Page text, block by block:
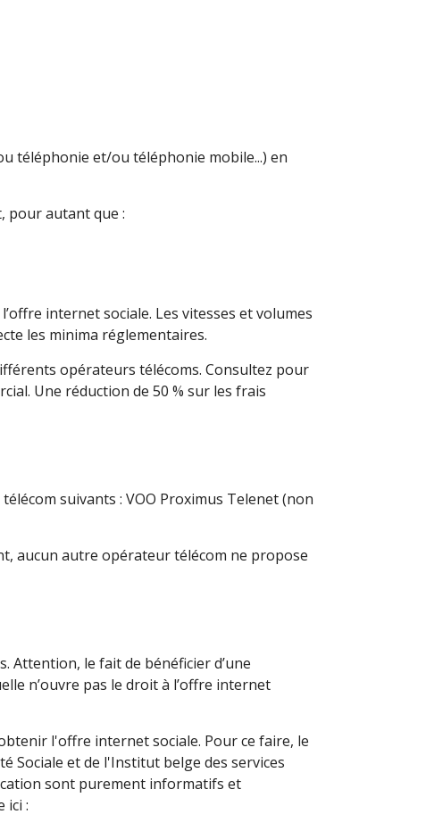
téléphonie et/ou téléphonie mobile...) en
pour autant que :
internet sociale. Les vitesses et volumes
les minima réglementaires.
opérateurs télécoms. Consultez pour
Une réduction de 50 % sur les frais
suivants : VOO Proximus Telenet (non
aucun autre opérateur télécom ne propose
Attention, le fait de bénéficier d’une
n’ouvre pas le droit à l’offre internet
l'offre internet sociale. Pour ce faire, le
Sociale et de l'Institut belge des services
sont purement informatifs et
ici :